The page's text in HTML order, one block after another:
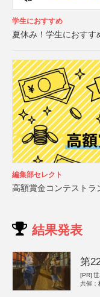
学生におすすめ
夏休み！学生におすす
編集部セレクト
高額賞金コンテストラ
結果発表
第
[PR]
共催：